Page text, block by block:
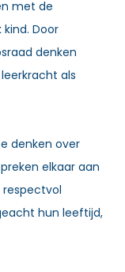
met de
Door
denken
als
denken over
elkaar aan
respectvol
hun leeftijd,